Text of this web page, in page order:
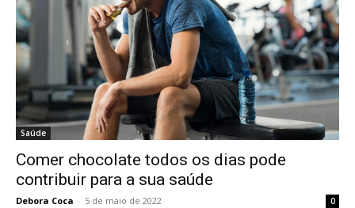
Saúde
Comer chocolate todos os dias pode
contribuir para a sua saúde
Debora Coca - 5 de maio de 2022 0